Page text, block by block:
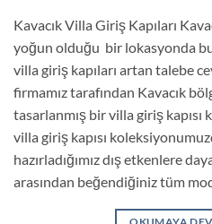
Kavacık Villa Giriş Kapıları
yoğun olduğu bir lokasyonda
villa giriş kapıları artan talebe
firmamız tarafından Kavacık
tasarlanmış bir villa giriş kapısı
villa giriş kapısı
hazırladığımız dış etkenlere
arasından beğendiğiniz tüm